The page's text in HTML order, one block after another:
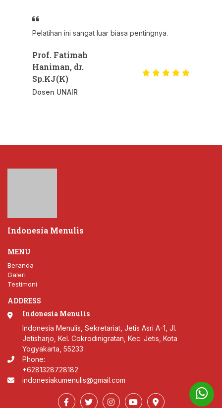
Pelatihan ini sangat luar biasa pentingnya.
Prof. Fatimah
Haniman, dr.
Sp.KJ(K)
Dosen UNAIR
Indonesia Menulis
MENU
Beranda
Galeri
Testimoni
ADDRESS
Indonesia Menulis
Indonesia Menulis, Sekretariat, Jetis Asri A-1, Jl.
Jetisharjo, Kel. Cokrodinigratan, Kec. Jetis, Kota
Yogyakarta, 55233
Phone:
+6281328728182
indonesiakumenulis@gmail.com